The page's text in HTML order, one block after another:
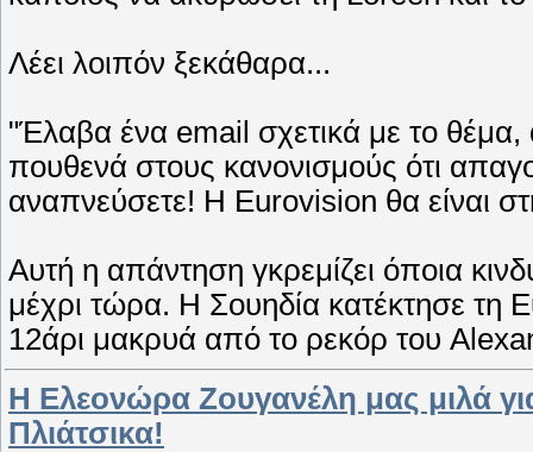
Λέει λοιπόν ξεκάθαρα...
"Έλαβα ένα email σχετικά με το θέμα,
πουθενά στους κανονισμούς ότι
αναπνεύσετε! Η Eurovision θα είναι
Αυτή η απάντηση γκρεμίζει όποια
μέχρι τώρα. Η Σουηδία κατέκτησε τη
12άρι μακρυά από το ρεκόρ του
Η Ελεονώρα Ζουγανέλη μας μιλά
Πλιάτσικα!